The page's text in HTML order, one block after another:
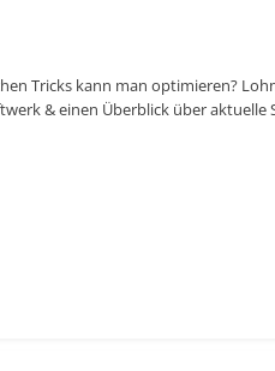
Tricks kann man optimieren?
& einen Überblick über